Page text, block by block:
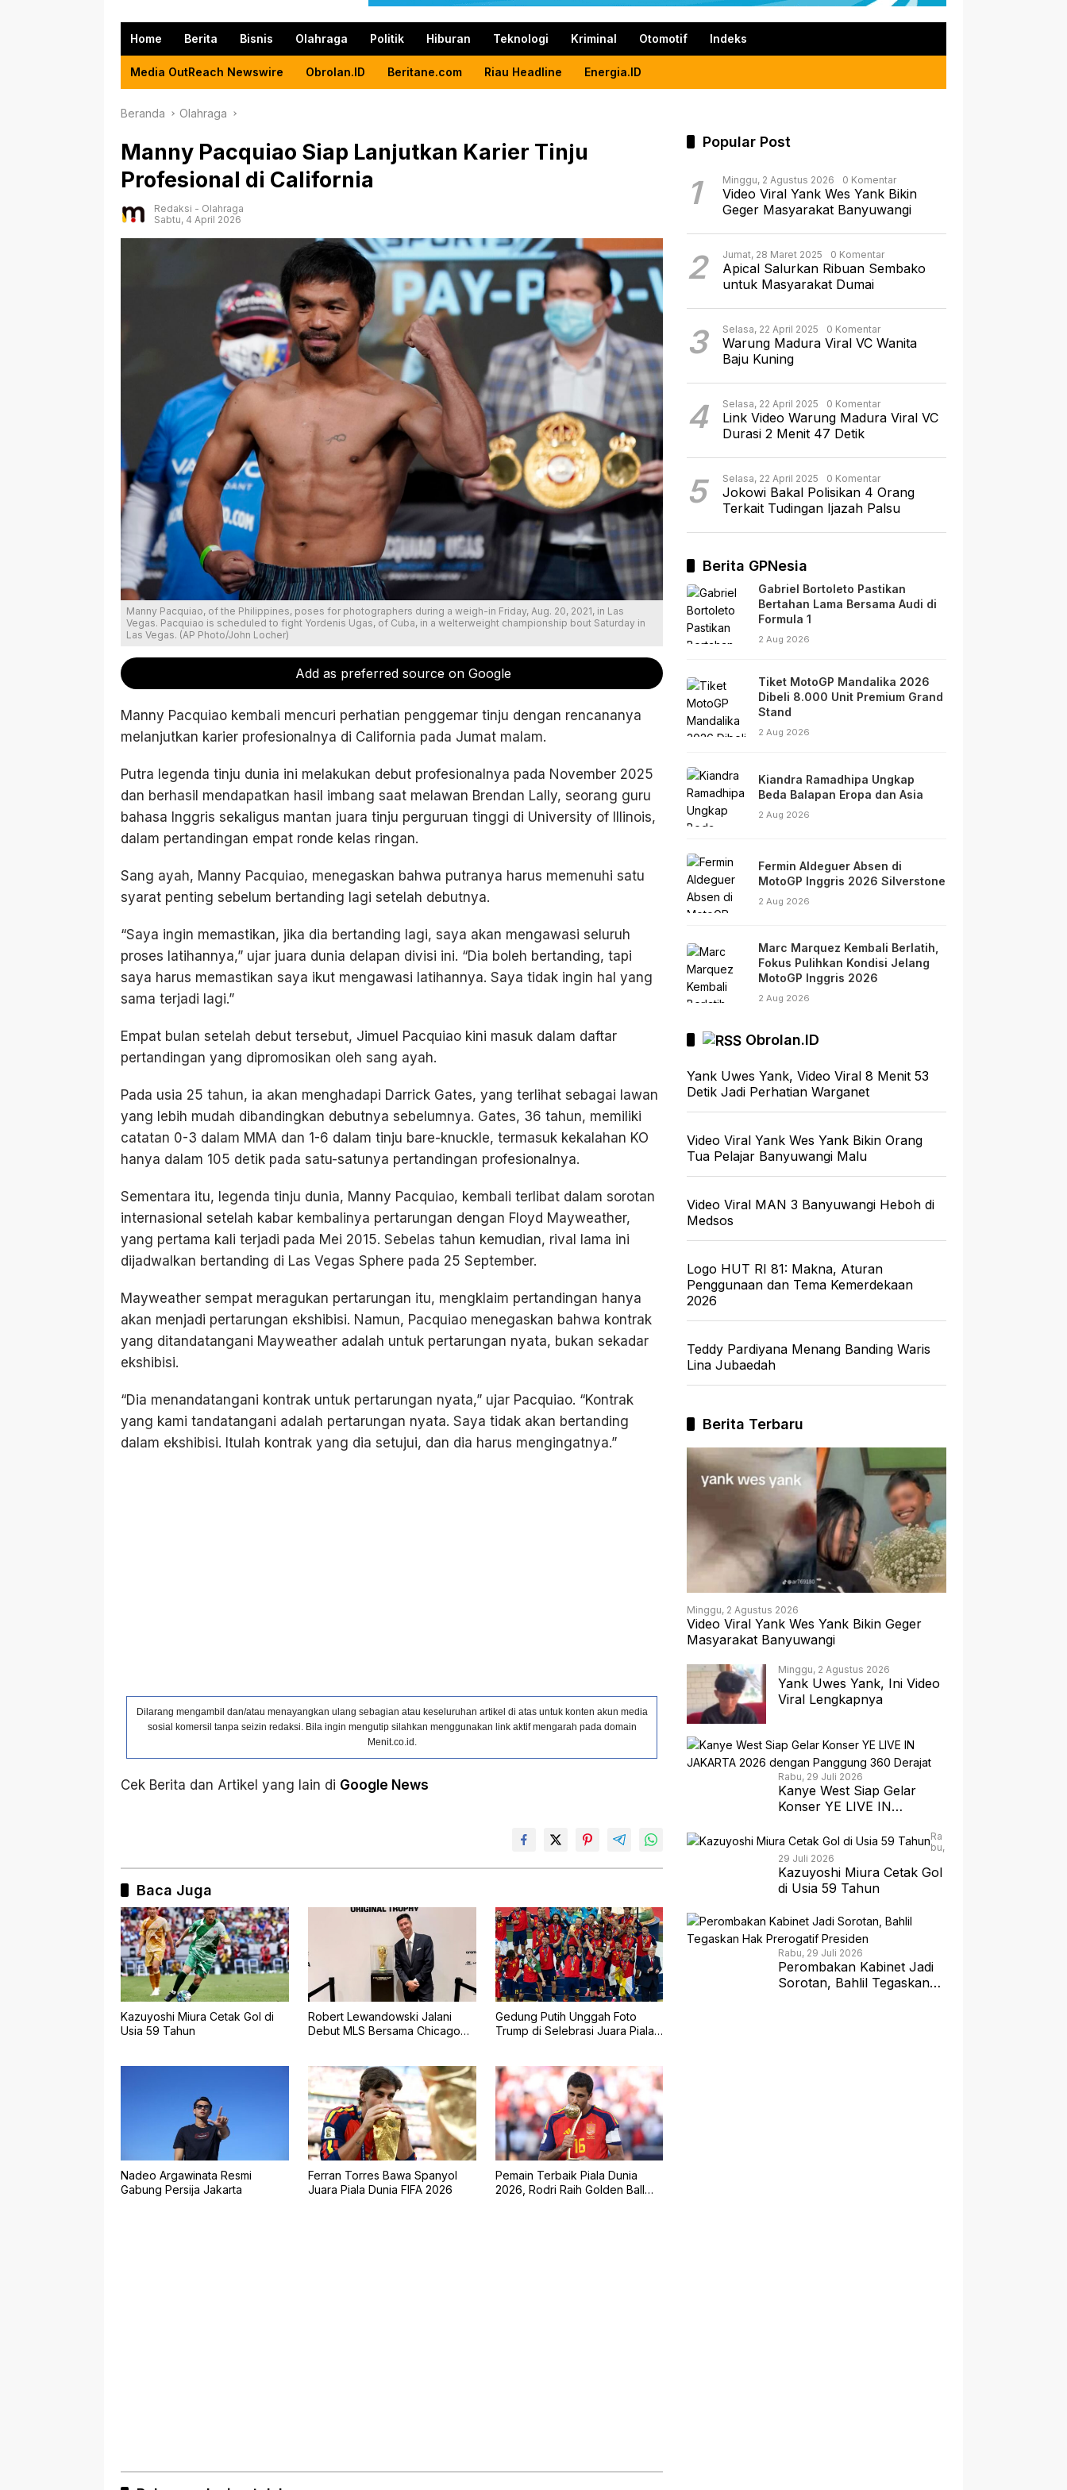
Home Berita Bisnis Olahraga Politik Hiburan Teknologi Kriminal Otomotif Indeks
Media OutReach Newswire Obrolan.ID Beritane.com Riau Headline Energia.ID
Beranda Olahraga
Manny Pacquiao Siap Lanjutkan Karier Tinju
Profesional di California
Redaksi - Olahraga
Sabtu, 4 April 2026
Manny Pacquiao, of the Philippines, poses for photographers during a weigh-in Friday, Aug. 20, 2021, in Las
Vegas. Pacquiao is scheduled to fight Yordenis Ugas, of Cuba, in a welterweight championship bout Saturday in
Las Vegas. (AP Photo/John Locher)
Add as preferred source on Google
Manny Pacquiao kembali mencuri perhatian penggemar tinju dengan rencananya
melanjutkan karier profesionalnya di California pada Jumat malam.
Putra legenda tinju dunia ini melakukan debut profesionalnya pada November 2025
dan berhasil mendapatkan hasil imbang saat melawan Brendan Lally, seorang guru
bahasa Inggris sekaligus mantan juara tinju perguruan tinggi di University of Illinois,
dalam pertandingan empat ronde kelas ringan.
Sang ayah, Manny Pacquiao, menegaskan bahwa putranya harus memenuhi satu
syarat penting sebelum bertanding lagi setelah debutnya.
“Saya ingin memastikan, jika dia bertanding lagi, saya akan mengawasi seluruh
proses latihannya,” ujar juara dunia delapan divisi ini. “Dia boleh bertanding, tapi
saya harus memastikan saya ikut mengawasi latihannya. Saya tidak ingin hal yang
sama terjadi lagi.”
Empat bulan setelah debut tersebut, Jimuel Pacquiao kini masuk dalam daftar
pertandingan yang dipromosikan oleh sang ayah.
Pada usia 25 tahun, ia akan menghadapi Darrick Gates, yang terlihat sebagai lawan
yang lebih mudah dibandingkan debutnya sebelumnya. Gates, 36 tahun, memiliki
catatan 0-3 dalam MMA dan 1-6 dalam tinju bare-knuckle, termasuk kekalahan KO
hanya dalam 105 detik pada satu-satunya pertandingan profesionalnya.
Sementara itu, legenda tinju dunia, Manny Pacquiao, kembali terlibat dalam sorotan
internasional setelah kabar kembalinya pertarungan dengan Floyd Mayweather,
yang pertama kali terjadi pada Mei 2015. Sebelas tahun kemudian, rival lama ini
dijadwalkan bertanding di Las Vegas Sphere pada 25 September.
Mayweather sempat meragukan pertarungan itu, mengklaim pertandingan hanya
akan menjadi pertarungan ekshibisi. Namun, Pacquiao menegaskan bahwa kontrak
yang ditandatangani Mayweather adalah untuk pertarungan nyata, bukan sekadar
ekshibisi.
“Dia menandatangani kontrak untuk pertarungan nyata,” ujar Pacquiao. “Kontrak
yang kami tandatangani adalah pertarungan nyata. Saya tidak akan bertanding
dalam ekshibisi. Itulah kontrak yang dia setujui, dan dia harus mengingatnya.”
Dilarang mengambil dan/atau menayangkan ulang sebagian atau keseluruhan artikel di atas untuk konten akun media
sosial komersil tanpa seizin redaksi. Bila ingin mengutip silahkan menggunakan link aktif mengarah pada domain
Menit.co.id.
Cek Berita dan Artikel yang lain di Google News
Baca Juga
Kazuyoshi Miura Cetak Gol di
Usia 59 Tahun
Robert Lewandowski Jalani
Debut MLS Bersama Chicago
Gedung Putih Unggah Foto
Trump di Selebrasi Juara Piala
Nadeo Argawinata Resmi
Gabung Persija Jakarta
Ferran Torres Bawa Spanyol
Juara Piala Dunia FIFA 2026
Pemain Terbaik Piala Dunia
2026, Rodri Raih Golden Ball
Popular Post
1 Minggu, 2 Agustus 2026 0 Komentar
Video Viral Yank Wes Yank Bikin
Geger Masyarakat Banyuwangi
2 Jumat, 28 Maret 2025 0 Komentar
Apical Salurkan Ribuan Sembako
untuk Masyarakat Dumai
3 Selasa, 22 April 2025 0 Komentar
Warung Madura Viral VC Wanita
Baju Kuning
4 Selasa, 22 April 2025 0 Komentar
Link Video Warung Madura Viral VC
Durasi 2 Menit 47 Detik
5 Selasa, 22 April 2025 0 Komentar
Jokowi Bakal Polisikan 4 Orang
Terkait Tudingan Ijazah Palsu
Berita GPNesia
Gabriel Bortoleto Pastikan
Bertahan Lama Bersama Audi di
Formula 1
2 Aug 2026
Tiket MotoGP Mandalika 2026
Dibeli 8.000 Unit Premium Grand
Stand
2 Aug 2026
Kiandra Ramadhipa Ungkap
Beda Balapan Eropa dan Asia
2 Aug 2026
Fermin Aldeguer Absen di
MotoGP Inggris 2026 Silverstone
2 Aug 2026
Marc Marquez Kembali Berlatih,
Fokus Pulihkan Kondisi Jelang
MotoGP Inggris 2026
2 Aug 2026
Obrolan.ID
Yank Uwes Yank, Video Viral 8 Menit 53
Detik Jadi Perhatian Warganet
Video Viral Yank Wes Yank Bikin Orang
Tua Pelajar Banyuwangi Malu
Video Viral MAN 3 Banyuwangi Heboh di
Medsos
Logo HUT RI 81: Makna, Aturan
Penggunaan dan Tema Kemerdekaan
2026
Teddy Pardiyana Menang Banding Waris
Lina Jubaedah
Berita Terbaru
Minggu, 2 Agustus 2026
Video Viral Yank Wes Yank Bikin Geger
Masyarakat Banyuwangi
Minggu, 2 Agustus 2026
Yank Uwes Yank, Ini Video
Viral Lengkapnya
Rabu, 29 Juli 2026
Kanye West Siap Gelar
Konser YE LIVE IN
Panggung 360 Derajat
Ra
bu,
29 Juli 2026
Kazuyoshi Miura Cetak Gol
di Usia 59 Tahun
Rabu, 29 Juli 2026
Perombakan Kabinet Jadi
Sorotan, Bahlil Tegaskan